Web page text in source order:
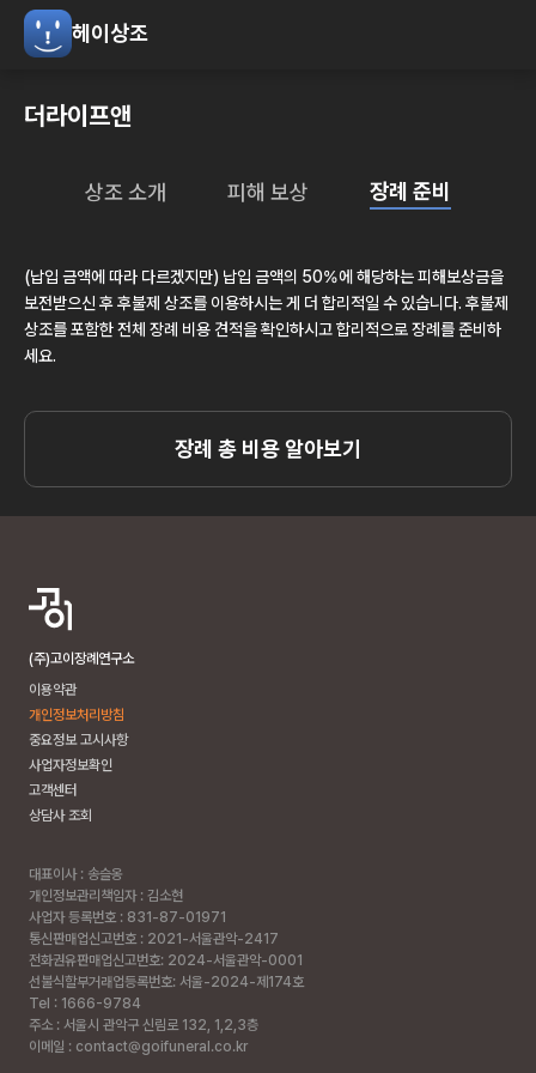
헤이상조
더라이프앤
상조 소개 피해 보상 장례 준비
(납입 금액에 따라 다르겠지만) 납입 금액의 50%에 해당하는 피해보상금을
보전받으신 후 후불제 상조를 이용하시는 게 더 합리적일 수 있습니다. 후불제
상조를 포함한 전체 장례 비용 견적을 확인하시고 합리적으로 장례를 준비하
세요.
장례 총 비용 알아보기
(주)고이장례연구소
이용약관
개인정보처리방침
중요정보 고시사항
사업자정보확인
고객센터
상담사 조회
대표이사 : 송슬옹
개인정보관리책임자 : 김소현
사업자 등록번호 : 831-87-01971
통신판매업신고번호 : 2021-서울관악-2417
전화권유판매업신고번호: 2024-서울관악-0001
선불식할부거래업등록번호: 서울-2024-제174호
Tel : 1666-9784
주소 : 서울시 관악구 신림로 132, 1,2,3층
이메일 : contact@goifuneral.co.kr